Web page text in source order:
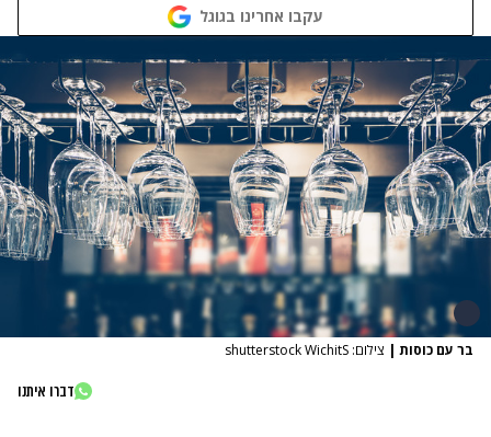
עקבו אחרינו בגוגל
בר עם כוסות | צילום: shutterstock WichitS
דברו איתנו